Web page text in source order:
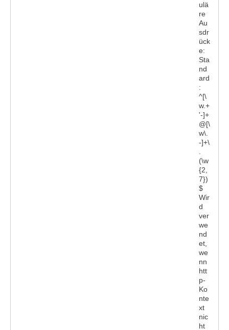
ulä
re
Au
sdr
ück
e:
Sta
nd
ard
:
^[\
w.+
'-]+
@[\
w\.
-]+\
(\w
{2,
7})
$
Wir
d
ver
we
nd
et,
we
nn
htt
p-
Ko
nte
xt
nic
ht